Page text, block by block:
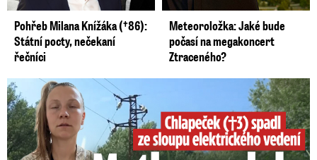
Pohřeb Milana Knížáka (†86):
Státní pocty, nečekaní
řečníci
Meteoroložka: Jaké bude
počasí na megakoncert
Ztraceného?
Smrtelný pád chlapce: Matka vydala vyjádření na 16 stran